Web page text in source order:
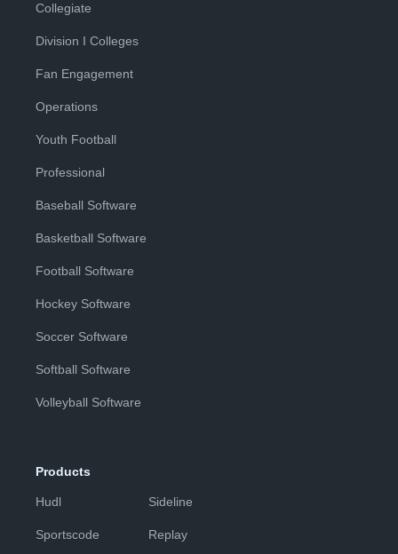
Collegiate
Division I Colleges
Fan Engagement
Operations
Youth Football
Professional
Baseball Software
Basketball Software
Football Software
Hockey Software
Soccer Software
Softball Software
Volleyball Software
Products
Hudl
Sportscode
Sideline
Replay